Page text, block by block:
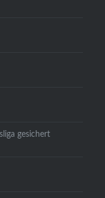
gesichert